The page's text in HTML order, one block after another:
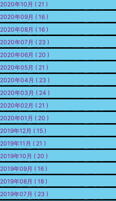
2020年10月 ( 21 )
2020年09月 ( 16 )
2020年08月 ( 16 )
2020年07月 ( 23 )
2020年06月 ( 20 )
2020年05月 ( 21 )
2020年04月 ( 23 )
2020年03月 ( 24 )
2020年02月 ( 21 )
2020年01月 ( 20 )
2019年12月 ( 15 )
2019年11月 ( 21 )
2019年10月 ( 20 )
2019年09月 ( 16 )
2019年08月 ( 18 )
2019年07月 ( 23 )